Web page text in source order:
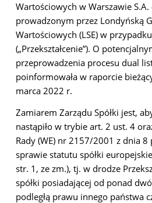
Wartościowych w Warszawie
prowadzonym przez Londyńską
Wartościowych (LSE) w
(„Przekształcenie”). O
przeprowadzenia procesu dual
poinformowała w raporcie
marca 2022 r.
Zamiarem Zarządu Spółki jest,
nastąpiło w trybie art. 2 ust. 4
Rady (WE) nr 2157/2001 z dnia
sprawie statutu spółki
str. 1, ze zm.), tj. w drodze
spółki posiadającej od ponad
podległą prawu innego państwa